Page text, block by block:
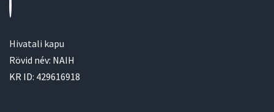
Hivatali kapu
Rövid név: NAIH
KR ID: 429616918